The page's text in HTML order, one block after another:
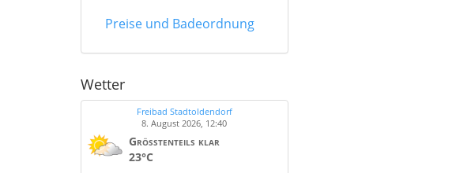
Preise und Badeordnung
Wetter
Freibad Stadtoldendorf
8. August 2026, 12:40
Größtenteils klar
23°C